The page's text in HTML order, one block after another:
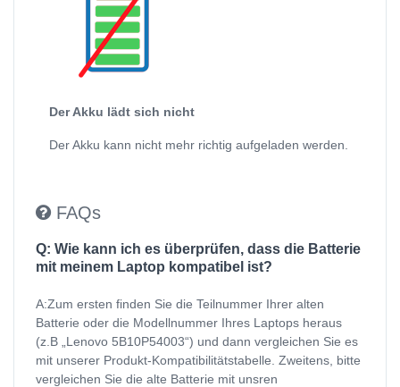
Der Akku lädt sich nicht
Der Akku kann nicht mehr richtig aufgeladen werden.
FAQs
Q: Wie kann ich es überprüfen, dass die Batterie
mit meinem Laptop kompatibel ist?
A:Zum ersten finden Sie die Teilnummer Ihrer alten
Batterie oder die Modellnummer Ihres Laptops heraus
(z.B „Lenovo 5B10P54003“) und dann vergleichen Sie es
mit unserer Produkt-Kompatibilitätstabelle. Zweitens, bitte
vergleichen Sie die alte Batterie mit unsren